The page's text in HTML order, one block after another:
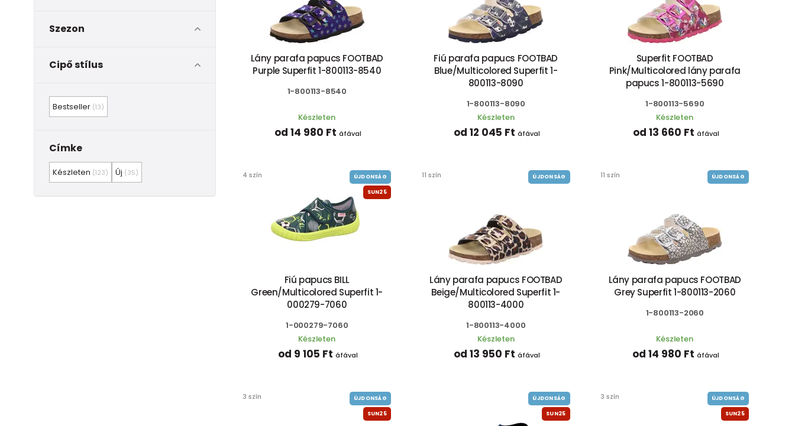
Szezon
Cipő stílus
Bestseller (13)
Címke
Készleten (123) Új (35)
Lány parafa papucs FOOTBAD
Purple Superfit 1-800113-8540
1-800113-8540
Készleten
od 14 980 Ft áfával
Fiú parafa papucs FOOTBAD
Blue/Multicolored Superfit 1-
800113-8090
1-800113-8090
Készleten
od 12 045 Ft áfával
Superfit FOOTBAD
Pink/Multicolored lány parafa
papucs 1-800113-5690
1-800113-5690
Készleten
od 13 660 Ft áfával
4 szín ÚJDONSÁG
SUN25
Fiú papucs BILL
Green/Multicolored Superfit 1-
000279-7060
1-000279-7060
Készleten
od 9 105 Ft áfával
11 szín ÚJDONSÁG
Lány parafa papucs FOOTBAD
Beige/Multicolored Superfit 1-
800113-4000
1-800113-4000
Készleten
od 13 950 Ft áfával
11 szín ÚJDONSÁG
Lány parafa papucs FOOTBAD
Grey Superfit 1-800113-2060
1-800113-2060
Készleten
od 14 980 Ft áfával
3 szín ÚJDONSÁG
SUN25
ÚJDONSÁG
SUN25
3 szín ÚJDONSÁG
SUN25